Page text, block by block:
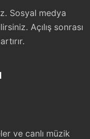
Sosyal medya
Açılış sonrası
ve canlı müzik